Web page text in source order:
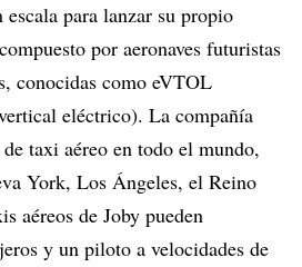
escala para lanzar su propio
por aeronaves futuristas
conocidas como eVTOL
eléctrico). La compañía
taxi aéreo en todo el mundo,
York, Los Ángeles, el Reino
aéreos de Joby pueden
y un piloto a velocidades de